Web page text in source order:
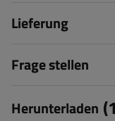
Lieferung
Frage stellen
Herunterladen